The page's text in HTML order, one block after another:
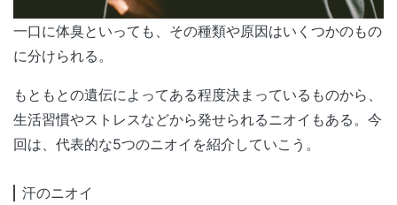
一口に体臭といっても、その種類や原因はいくつかのもの
に分けられる。
もともとの遺伝によってある程度決まっているものから、
生活習慣やストレスなどから発せられるニオイもある。今
回は、代表的な5つのニオイを紹介していこう。
汗のニオイ